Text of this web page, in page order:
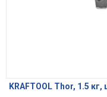
KRAFTOOL Thor, 1.5